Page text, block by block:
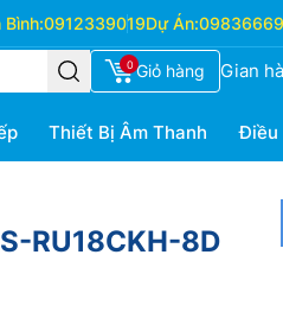
Bình:0912339019Dự Án:
0 Giỏ hàng Gian
Thiết Bị Âm Thanh Điều
RU18CKH-8D